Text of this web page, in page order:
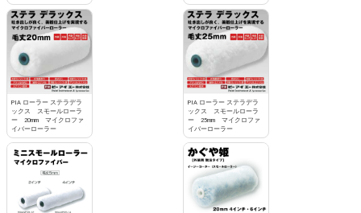
PIA ローラー ステラデラ
ックス スモールローラ
ー 20mm マイクロファ
イバーローラー
PIA ローラー ステラデラ
ックス スモールローラ
ー 25mm マイクロファ
イバーローラー